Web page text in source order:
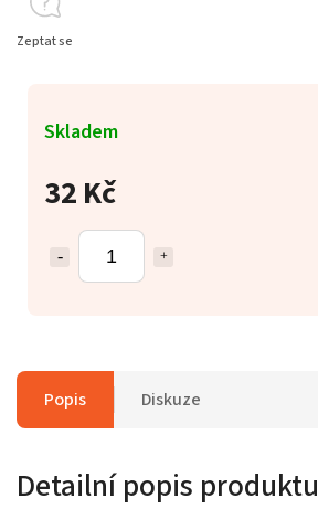
32 Kč
Skladem
Zeptat se
Popis Diskuze
Detailní popis produktu